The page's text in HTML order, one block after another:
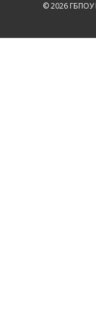
© 2026